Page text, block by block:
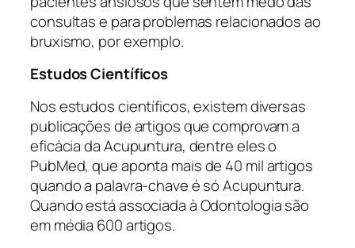
consultas e para problemas relacionados ao
bruxismo, por exemplo.
Estudos Científicos
Nos estudos científicos, existem diversas
publicações de artigos que comprovam a
eficácia da Acupuntura, dentre eles o
PubMed, que aponta mais de 40 mil artigos
quando a palavra-chave é só Acupuntura.
Quando está associada à Odontologia são
em média 600 artigos.